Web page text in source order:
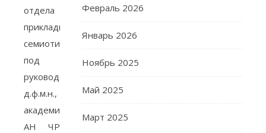
отдела
прикладной
семиотики
под
руководством
д.ф.м.н.,
академика
АН ЧР
Февраль 2026
Январь 2026
Ноябрь 2025
Май 2025
Март 2025